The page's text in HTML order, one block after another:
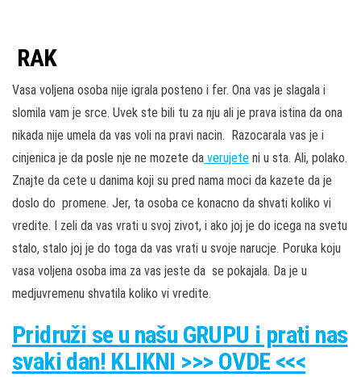
RAK
Vasa voljena osoba nije igrala posteno i fer. Ona vas je slagala i
slomila vam je srce. Uvek ste bili tu za nju ali je prava istina da ona
nikada nije umela da vas voli na pravi nacin. Razocarala vas je i
cinjenica je da posle nje ne mozete da verujete ni u sta. Ali, polako.
Znajte da cete u danima koji su pred nama moci da kazete da je
doslo do promene. Jer, ta osoba ce konacno da shvati koliko vi
vredite. I zeli da vas vrati u svoj zivot, i ako joj je do icega na svetu
stalo, stalo joj je do toga da vas vrati u svoje narucje. Poruka koju
vasa voljena osoba ima za vas jeste da se pokajala. Da je u
medjuvremenu shvatila koliko vi vredite.
Pridruži se u našu GRUPU i prati nas
svaki dan! KLIKNI >>> OVDE <<<